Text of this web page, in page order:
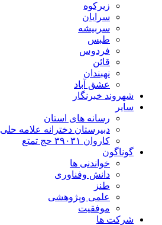
زیرکوه
سرایان
سربیشه
طبس
فردوس
قائن
نهبندان
عشق آباد
شهروند خبرنگار
سایر
رسانه های استان
دبیرستان دخترانه علامه حلی
کاروان ۳۹۰۳۱ حج تمتع
گوناگون
خواندنی ها
دانش وفناوری
طنز
علمی وپژوهشی
موفقیت
شرکت ها